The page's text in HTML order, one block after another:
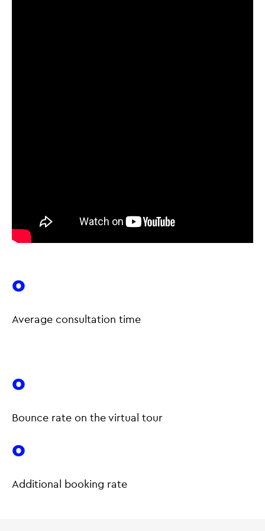
0
Average consultation time
0
Bounce rate on the virtual tour
0
Additional booking rate